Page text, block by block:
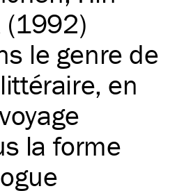
(1992)
le genre de
en
la forme